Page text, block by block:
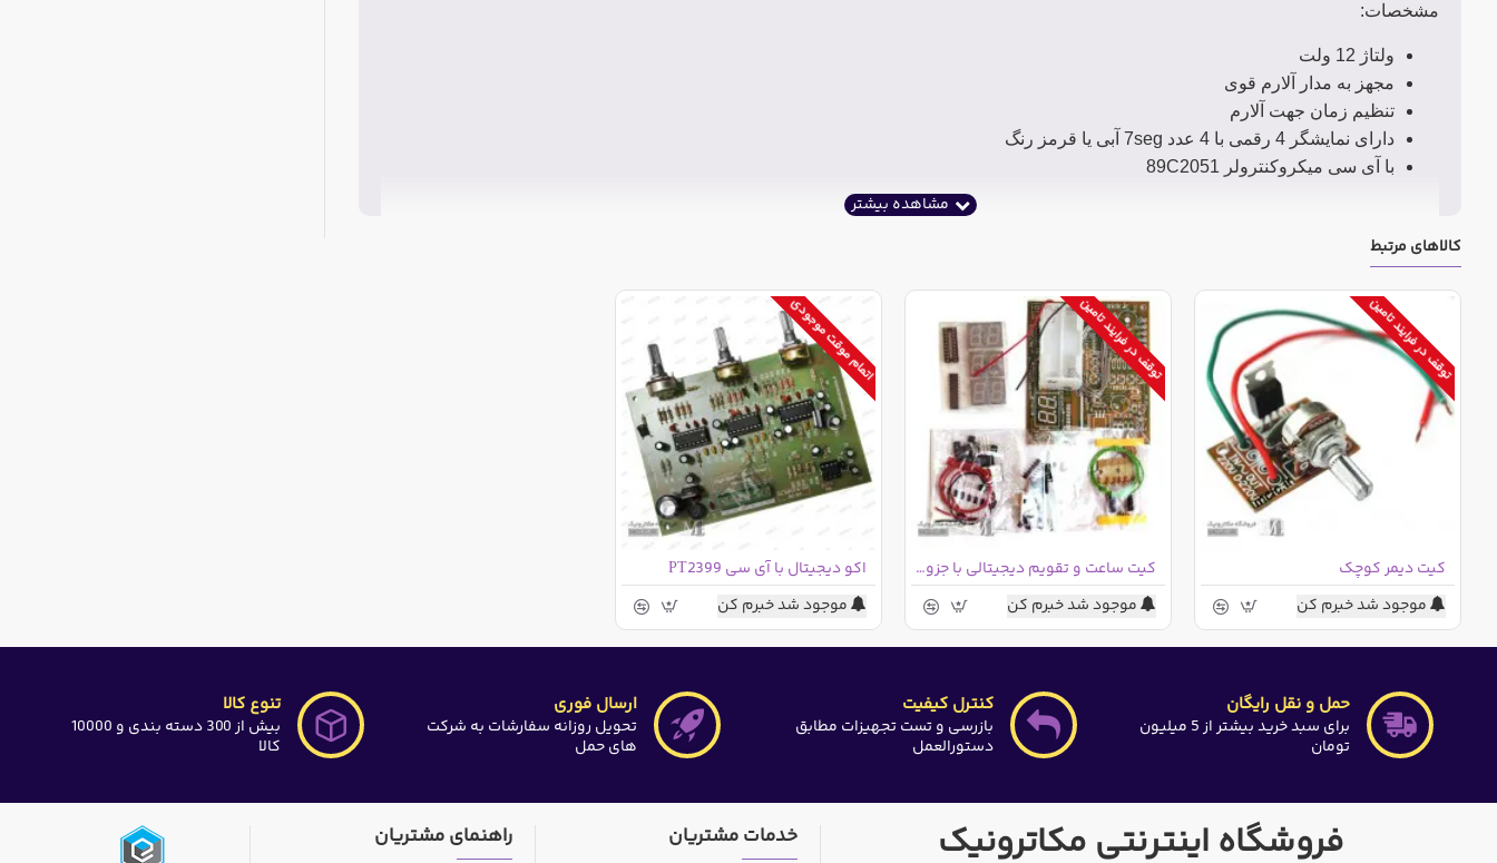
مشخصات:
ولتاژ 12 ولت
مجهز به مدار آلارم قوی
تنظیم زمان جهت آلارم
دارای نمایشگر 4 رقمی با 4 عدد 7seg آبی یا قرمز رنگ
با آی سی میکروکنترولر 89C2051
کالاهای مرتبط
توقف در فرایند تامین
کیت دیمر کوچک
موجود شد خبرم کن
توقف در فرایند تامین
کیت ساعت و تقویم دیجیتالی با جزوه آموزش قطعات الکترونیک
موجود شد خبرم کن
اتمام موقت موجودی
اکو دیجیتال با آی سی PT2399
موجود شد خبرم کن
حمل و نقل رایگان
برای سبد خرید بیشتر از 5 میلیون
تومان
کنترل کیفیت
بازرسی و تست تجهیزات مطابق
دستورالعمل
ارسال فوری
تحویل روزانه سفارشات به شرکت
های حمل
تنوع کالا
بیش از 300 دسته بندی و 10000
کالا
فروشگاه اینترنتی مکاترونیک خدمات مشتریان راهنمای مشتریان